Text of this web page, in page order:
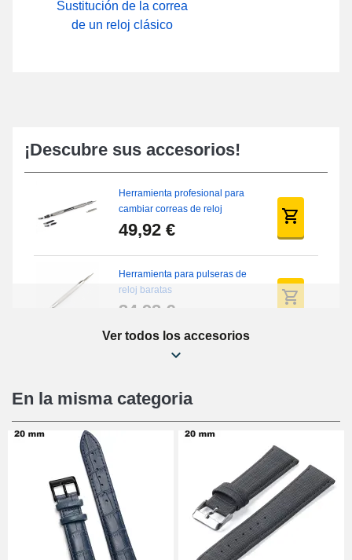
Sustitución de la correa
de un reloj clásico
¡Descubre sus accesorios!
Herramienta profesional para
cambiar correas de reloj
49,92 €
Herramienta para pulseras de
reloj baratas
34,92 €
Kit de reparación de relojes
16,90 €
Pies deslizantes digitales
Alicates de perforación
(perforadora)
57,42 €
Ver todos los accesorios
En la misma categoria